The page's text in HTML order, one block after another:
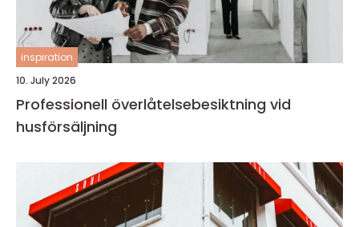
inspiration
10. July 2026
Professionell överlåtelsebesiktning vid
husförsäljning